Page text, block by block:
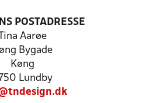
POSTADRESSE
Tina Aarøe
Bygade
Køng
Lundby